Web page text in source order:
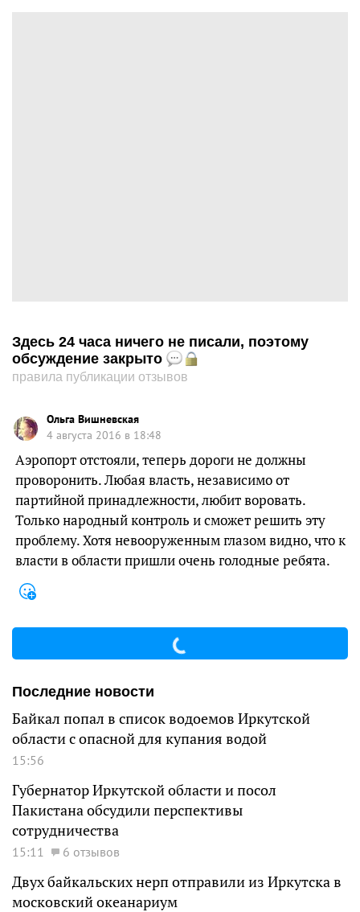
Здесь 24 часа ничего не писали, поэтому
обсуждение закрыто
правила публикации отзывов
Ольга Вишневская
4 августа 2016 в 18:48
Аэропорт отстояли, теперь дороги не должны
проворонить. Любая власть, независимо от
партийной принадлежности, любит воровать.
Только народный контроль и сможет решить эту
проблему. Хотя невооруженным глазом видно, что к
власти в области пришли очень голодные ребята.
Последние новости
Байкал попал в список водоемов Иркутской
области с опасной для купания водой
15:56
Губернатор Иркутской области и посол
Пакистана обсудили перспективы
сотрудничества
15:11 6 отзывов
Двух байкальских нерп отправили из Иркутска в
московский океанариум